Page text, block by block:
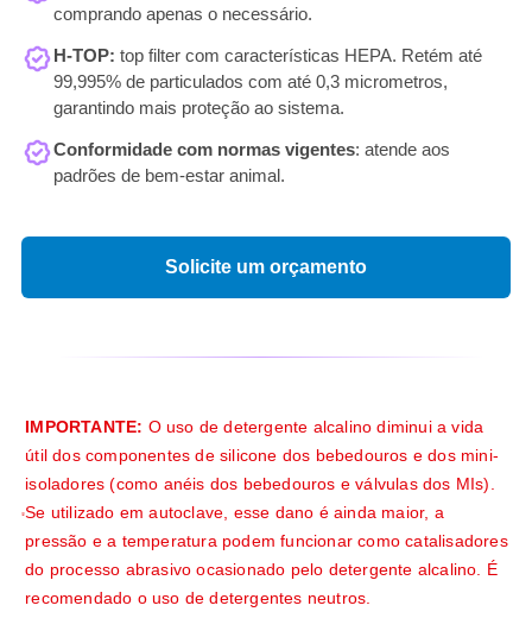
comprando apenas o necessário.
H-TOP: top filter com características HEPA. Retém até
99,995% de particulados com até 0,3 micrometros,
garantindo mais proteção ao sistema.
Conformidade com normas vigentes: atende aos
padrões de bem-estar animal.
Solicite um orçamento
IMPORTANTE: O uso de detergente alcalino diminui a vida
útil dos componentes de silicone dos bebedouros e dos mini-
isoladores (como anéis dos bebedouros e válvulas dos MIs).
Se utilizado em autoclave, esse dano é ainda maior, a
pressão e a temperatura podem funcionar como catalisadores
do processo abrasivo ocasionado pelo detergente alcalino. É
recomendado o uso de detergentes neutros.